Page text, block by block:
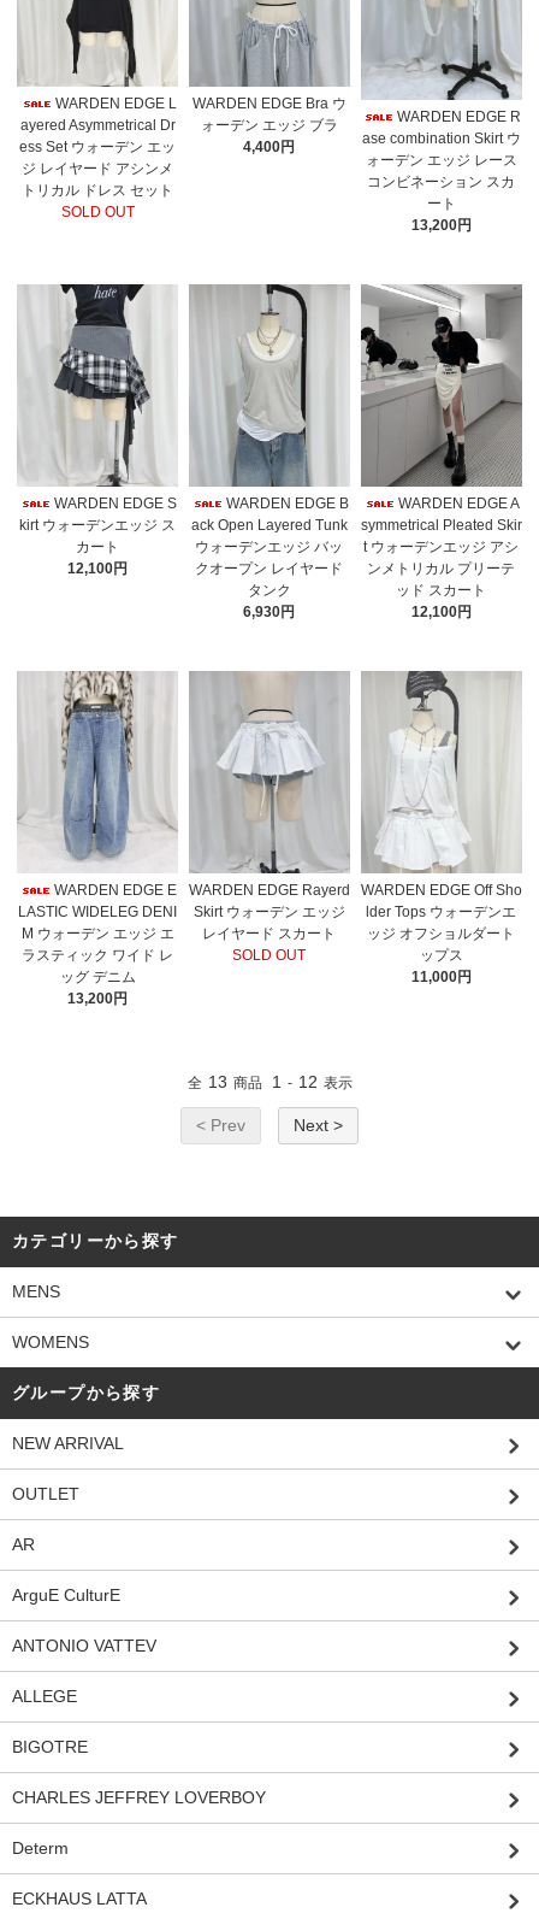
WARDEN EDGE L
ayered Asymmetrical Dr
ess Set ウォーデン エッ
ジ レイヤード アシンメ
トリカル ドレス セット
SOLD OUT
WARDEN EDGE Bra ウ
ォーデン エッジ ブラ
4,400円
WARDEN EDGE R
ase combination Skirt ウ
ォーデン エッジ レース
コンビネーション スカ
ート
13,200円
WARDEN EDGE S
kirt ウォーデンエッジ ス
カート
12,100円
WARDEN EDGE B
ack Open Layered Tunk
ウォーデンエッジ バッ
クオープン レイヤード
タンク
6,930円
WARDEN EDGE A
symmetrical Pleated Skir
t ウォーデンエッジ アシ
ンメトリカル プリーテ
ッド スカート
12,100円
WARDEN EDGE E
LASTIC WIDELEG DENI
M ウォーデン エッジ エ
ラスティック ワイド レ
ッグ デニム
13,200円
WARDEN EDGE Rayerd
Skirt ウォーデン エッジ
レイヤード スカート
SOLD OUT
WARDEN EDGE Off Sho
lder Tops ウォーデンエ
ッジ オフショルダート
ップス
11,000円
全 13 商品 1 - 12 表示
< Prev Next >
カテゴリーから探す
MENS
WOMENS
グループから探す
NEW ARRIVAL
OUTLET
AR
ArguE CulturE
ANTONIO VATTEV
ALLEGE
BIGOTRE
CHARLES JEFFREY LOVERBOY
Determ
ECKHAUS LATTA